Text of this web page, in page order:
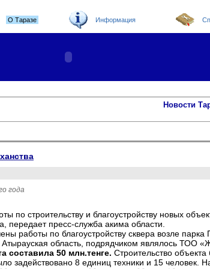
О Таразе Информация
Новости
года
по строительству и благоустройству новых
передает пресс-служба акима области.
работы по благоустройству сквера возле парка
Атырауская область, подрядчиком являлось ТОО
составила 50 млн.тенге. Строительство
задействовано 8 единиц техники и 15 человек.